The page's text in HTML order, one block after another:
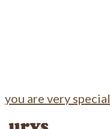
you are very special